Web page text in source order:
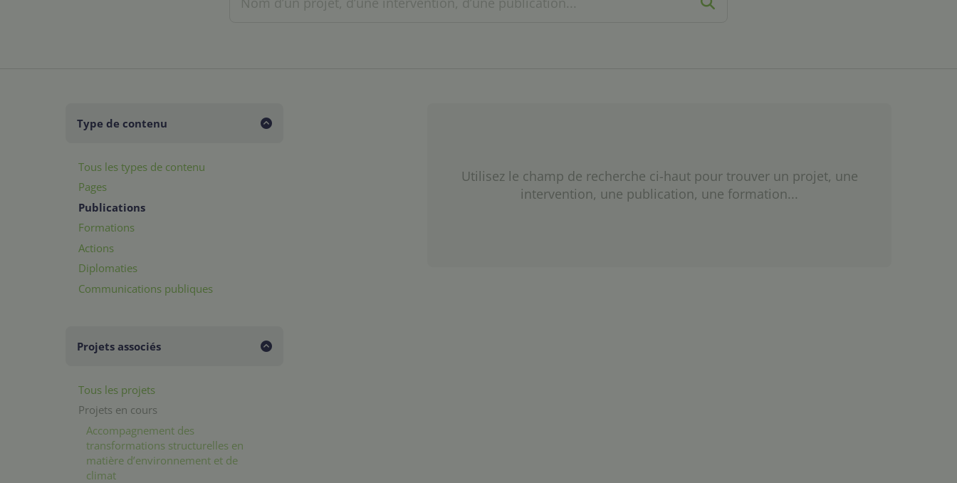
Type de contenu
Tous les types de contenu
Pages
Publications
Formations
Actions
Diplomaties
Communications publiques
Projets associés
Tous les projets
Projets en cours
Accompagnement des
transformations structurelles en
matière d’environnement et de
climat
Utilisez le champ de recherche ci-haut pour trouver un projet, une
intervention, une publication, une formation...